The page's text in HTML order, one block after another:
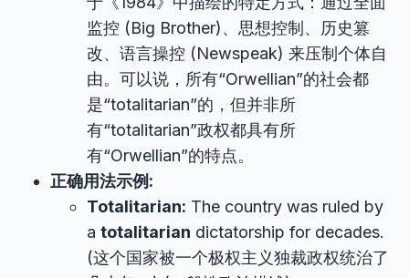
监控 (Big Brother)、思想控制、历史篡
改、语言操控 (Newspeak) 来压制个体自
由。可以说，所有“Orwellian”的社会都
是“totalitarian”的，但并非所
有“totalitarian”政权都具有所
有“Orwellian”的特点。
正确用法示例:
Totalitarian: The country was ruled by
a totalitarian dictatorship for decades.
(这个国家被一个极权主义独裁政权统治了